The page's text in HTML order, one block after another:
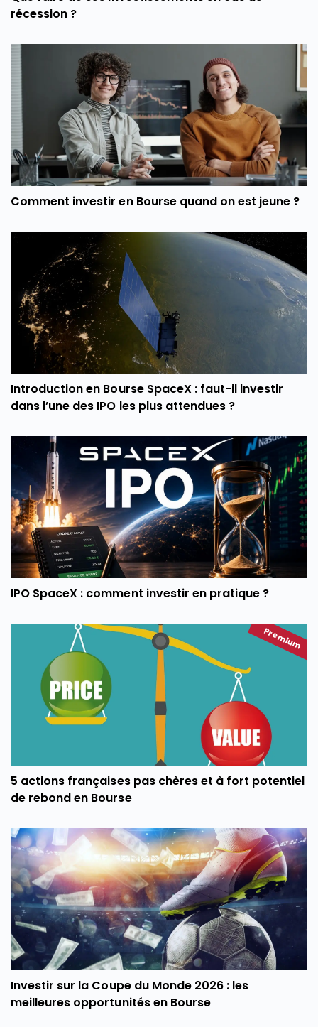
récession ?
Comment investir en Bourse quand on est jeune ?
Introduction en Bourse SpaceX : faut-il investir
dans l’une des IPO les plus attendues ?
IPO SpaceX : comment investir en pratique ?
Premium
5 actions françaises pas chères et à fort potentiel
de rebond en Bourse
Investir sur la Coupe du Monde 2026 : les
meilleures opportunités en Bourse